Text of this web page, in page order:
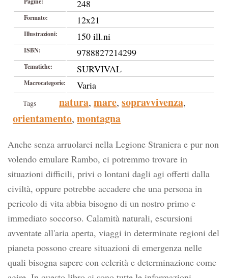
248
Formato: 12x21
Illustrazioni: 150 ill.ni
ISBN: 9788827214299
Tematiche: SURVIVAL
Macrocategorie: Varia
Tags natura, mare, sopravvivenza,
orientamento, montagna
Anche senza arruolarci nella Legione Straniera e pur non
volendo emulare Rambo, ci potremmo trovare in
situazioni difficili, privi o lontani dagli agi offerti dalla
civiltà, oppure potrebbe accadere che una persona in
pericolo di vita abbia bisogno di un nostro primo e
immediato soccorso. Calamità naturali, escursioni
avventate all'aria aperta, viaggi in determinate regioni del
pianeta possono creare situazioni di emergenza nelle
quali bisogna sapere con celerità e determinazione come